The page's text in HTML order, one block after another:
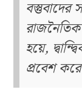
বস্তুবাদের
রাজনৈতিক
হয়ে,
প্রবেশ